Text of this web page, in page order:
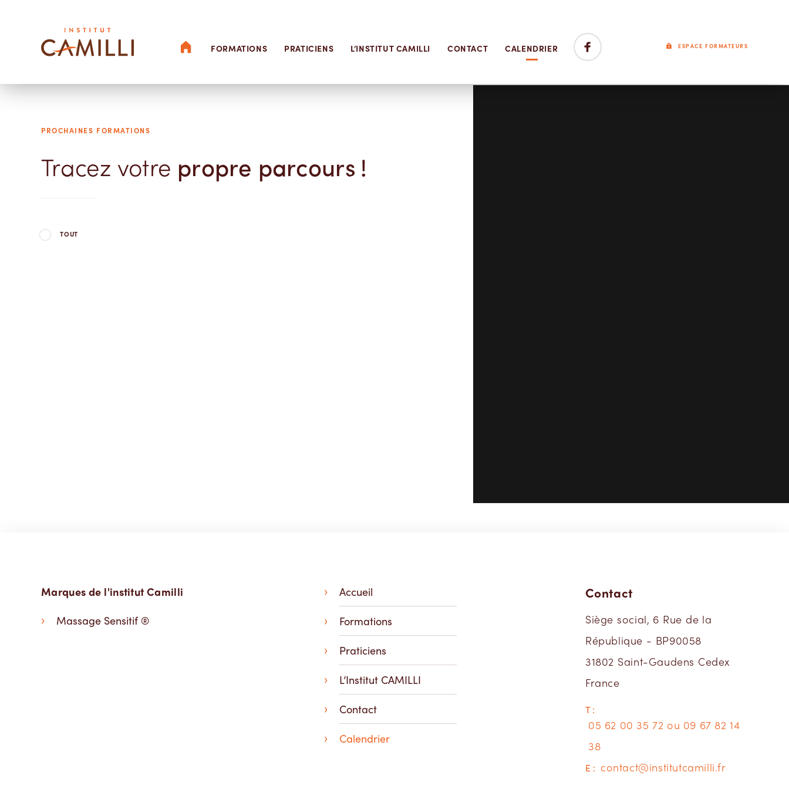
ACCUEILFORMATIONS PRATICIENS L’INSTITUT CAMILLI CONTACT CALENDRIER ESPACE FORMATEURS
PROCHAINES FORMATIONS
Tracez votre propre parcours !
TOUT
Marques de l'institut Camilli
Massage Sensitif ®
Accueil
Formations
Praticiens
L’Institut CAMILLI
Contact
Calendrier
Contact
Siège social, 6 Rue de la
République - BP90058
31802 Saint-Gaudens Cedex
France
T :
05 62 00 35 72 ou 09 67 82 14
38
E : contact@institutcamilli.fr